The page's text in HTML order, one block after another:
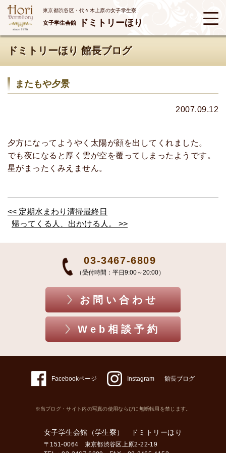
東京都渋谷区・代々木上原の女子学生寮
女子学生会館 ドミトリーほり
ドミトリーほり 館長ブログ
またもや夕景
2007.09.12
夕方になってようやく太陽が顔を出してくれました。
でも夜になると厚く雲が空を覆ってしまったようです。
星がまったくみえません。
<< 定期水まわり清掃最終日
帰ってくる人、出かける人。 >>
03-3467-6809
（受付時間：平日9:00～20:00）
お問い合わせ
Web相談予約
Facebookページ Instagram 館長ブログ
※当ブログ・サイト内の写真の使用ならびに無断転用を禁じます。
女子学生会館（学生寮） ドミトリーほり
〒151-0064 東京都渋谷区上原2-22-19